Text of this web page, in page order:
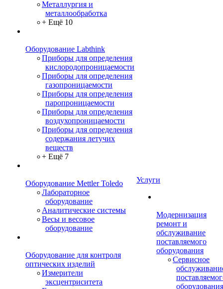
Металлургия и
металлообработка
+ Ещё 10
Оборудование Labthink
Приборы для определения
кислородопроницаемости
Приборы для определения
газопроницаемости
Приборы для определения
паропроницаемости
Приборы для определения
воздухопроницаемости
Приборы для определения
содержания летучих
веществ
+ Ещё 7
Оборудование Mettler Toledo
Лабораторное
оборудование
Аналитические системы
Весы и весовое
оборудование
Оборудование для контроля
оптических изделий
Измерители
эксцентриситета
Услуги
Модернизация
ремонт и
обслуживание
поставляемого
оборудования
Сервисное
оборудования